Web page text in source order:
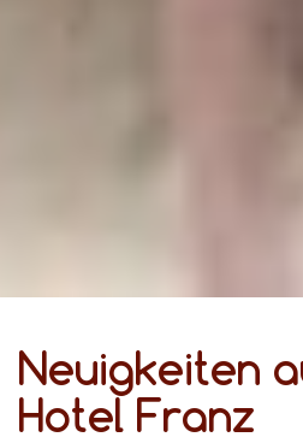
Neuigkeiten
Hotel Franz